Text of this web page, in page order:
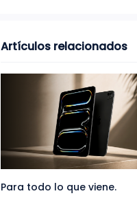
Artículos relacionados
Para todo lo que viene.